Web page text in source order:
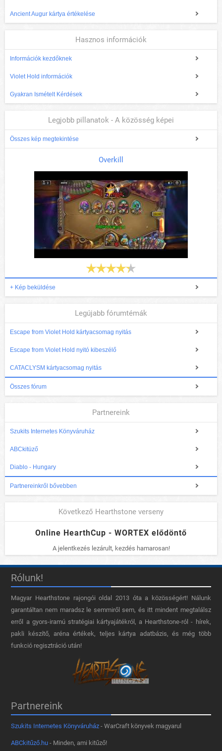
Ancient Augur kártya értékelése
Hasznos információk
Információk kezdőknek
Violet Hold információk
Gyakran Ismételt Kérdések
Legjobb pillanatok - A közösség képei
Összes kép megtekintése
Overkill
+ Kép beküldése
Legújabb fórumtémák
Escape from Violet Hold kártyacsomag nyitás
Escape from Violet Hold nyitó kibeszélő
CATACLYSM kártyacsomag nyitás
Összes fórum
Partnereink
Szukits Internetes Könyváruház
ABCkitüző
Diablo - Hungary
Partnereinkről bővebben
Következő Hearthstone verseny
Online HearthCup - WORTEX elődöntő
A jelentkezés lezárult, kezdés hamarosan!
Rólunk!
Magyar Hearthstone​ rajongói oldal 2013 óta a közösségért! Nálunk
garantáltan nem maradsz le semmiről sem, és itt mindent megtalálsz
erről a gyors-iramú stratégiai kártyajátékról, a Hearthstone-ról - hírek,
pakli készítő, aréna értékek, teljes kártya adatbázis, és még több
funkció regisztráció után!
Partnereink
Szukits Internetes Könyváruház - WarCraft könyvek magyarul
ABCkitűző.hu - Minden, ami kitűző!